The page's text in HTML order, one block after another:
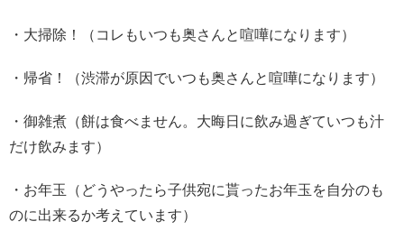
・大掃除！（コレもいつも奥さんと喧嘩になります）
・帰省！（渋滞が原因でいつも奥さんと喧嘩になります）
・御雑煮（餅は食べません。大晦日に飲み過ぎていつも汁
だけ飲みます）
・お年玉（どうやったら子供宛に貰ったお年玉を自分のも
のに出来るか考えています）